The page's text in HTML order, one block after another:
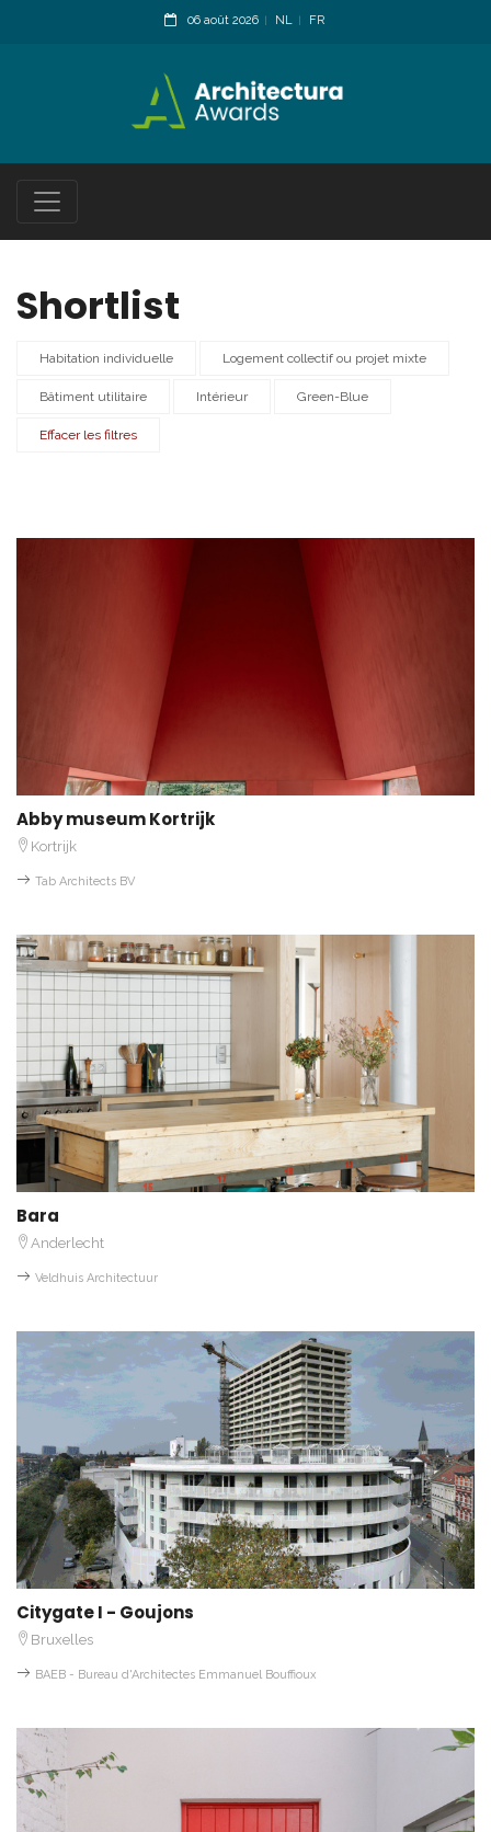
06 août 2026 NL FR
Shortlist
Habitation individuelle Logement collectif ou projet mixte
Bâtiment utilitaire Intérieur Green-Blue
Effacer les filtres
Abby museum Kortrijk
Kortrijk
Tab Architects BV
Bara
Anderlecht
Veldhuis Architectuur
Citygate I - Goujons
Bruxelles
BAEB - Bureau d'Architectes Emmanuel Bouffioux